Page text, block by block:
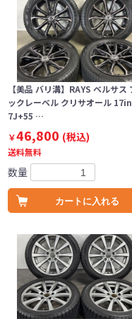
【美品 バリ溝】RAYS ベルサス
ックレーベル クリサオール 17in
7J+55 …
￥46,800 (税込)
送料無料
数量
カートに入れる